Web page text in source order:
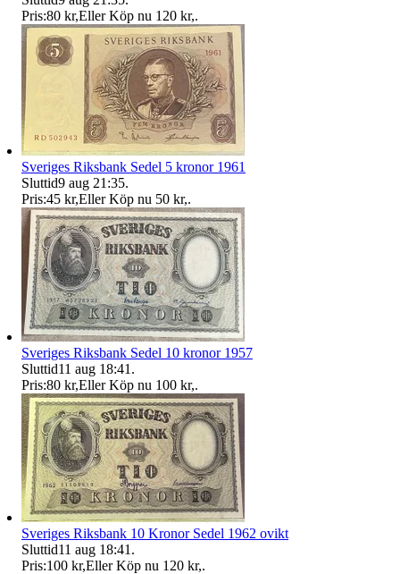
Pris:80 kr,Eller Köp nu 120 kr,.
Sveriges Riksbank Sedel 5 kronor 1961
Sluttid9 aug 21:35.
Pris:45 kr,Eller Köp nu 50 kr,.
Sveriges Riksbank Sedel 10 kronor 1957
Sluttid11 aug 18:41 .
Pris:80 kr,Eller Köp nu 100 kr,.
Sveriges Riksbank 10 Kronor Sedel 1962 ovikt
Sluttid11 aug 18:41 .
Pris:100 kr,Eller Köp nu 120 kr,.